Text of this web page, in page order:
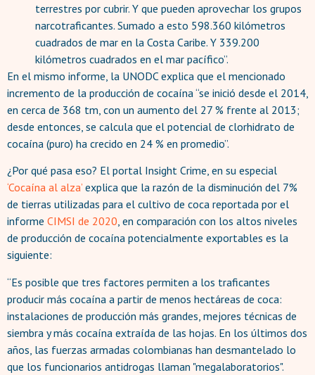
terrestres por cubrir. Y que pueden aprovechar los grupos
narcotraficantes. Sumado a esto 598.360 kilómetros
cuadrados de mar en la Costa Caribe. Y 339.200
kilómetros cuadrados en el mar pacífico”.
En el mismo informe, la UNODC explica que el mencionado
incremento de la producción de cocaína “se inició desde el 2014,
en cerca de 368 tm, con un aumento del 27 % frente al 2013;
desde entonces, se calcula que el potencial de clorhidrato de
cocaína (puro) ha crecido en 24 % en promedio”.
¿Por qué pasa eso? El portal Insight Crime, en su especial
‘Cocaína al alza’ explica que la razón de la disminución del 7%
de tierras utilizadas para el cultivo de coca reportada por el
informe CIMSI de 2020, en comparación con los altos niveles
de producción de cocaína potencialmente exportables es la
siguiente:
“Es posible que tres factores permiten a los traficantes
producir más cocaína a partir de menos hectáreas de coca:
instalaciones de producción más grandes, mejores técnicas de
siembra y más cocaína extraída de las hojas. En los últimos dos
años, las fuerzas armadas colombianas han desmantelado lo
que los funcionarios antidrogas llaman "megalaboratorios".